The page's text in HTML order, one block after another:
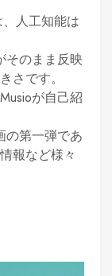
、人工知能は
そのまま反映
さです。
が自己紹
の第一弾であ
報など様々